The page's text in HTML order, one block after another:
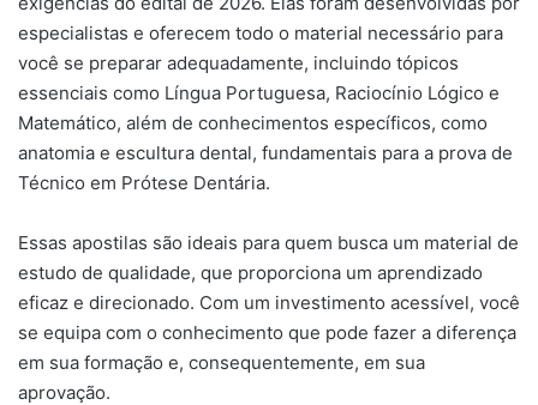
especialistas e oferecem todo o material necessário para
você se preparar adequadamente, incluindo tópicos
essenciais como Língua Portuguesa, Raciocínio Lógico e
Matemático, além de conhecimentos específicos, como
anatomia e escultura dental, fundamentais para a prova de
Técnico em Prótese Dentária.
Essas apostilas são ideais para quem busca um material de
estudo de qualidade, que proporciona um aprendizado
eficaz e direcionado. Com um investimento acessível, você
se equipa com o conhecimento que pode fazer a diferença
em sua formação e, consequentemente, em sua
aprovação.